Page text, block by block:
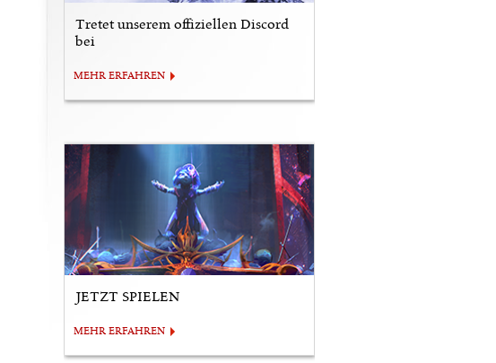
Tretet unserem offiziellen Discord
bei
MEHR ERFAHREN
JETZT SPIELEN
MEHR ERFAHREN